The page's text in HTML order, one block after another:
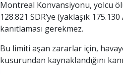
Montreal Konvansiyonu, yolcu
128.821 SDR’ye (yaklaşık
kanıtlaması gerekmez.
Bu limiti aşan zararlar için,
kusurundan kaynaklandığını